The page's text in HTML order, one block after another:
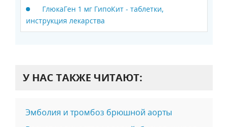
ГлюкаГен 1 мг ГипоКит - таблетки,
инструкция лекарства
У НАС ТАКЖЕ ЧИТАЮТ:
Эмболия и тромбоз брюшной аорты